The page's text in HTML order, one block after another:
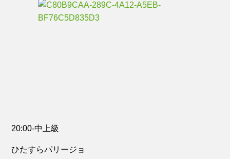
20:00-中上級
ひたすらパリージョ